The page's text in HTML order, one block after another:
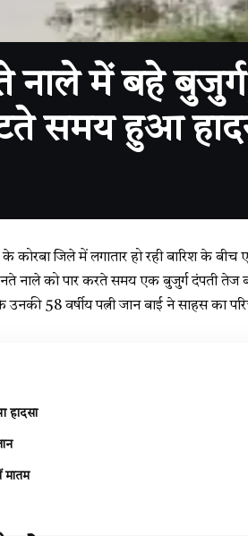
में बहे
समय हुआ
कोरबा जिले में लगातार हो रही बारिश के बीच
नाले को पार करते समय एक बुजुर्ग दंपती तेज
58 वर्षीय पत्नी जान बाई ने साहस का
हादसा
मातम